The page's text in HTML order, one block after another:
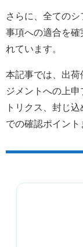
さらに、全ての
事項への適合を確
れています。
本記事では、出
ジメントへの上
トリクス、封じ
での確認ポイント